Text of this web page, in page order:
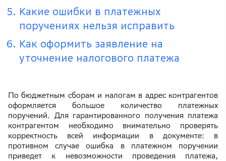
Какие ошибки в платежных
поручениях нельзя исправить
Как оформить заявление на
уточнение налогового платежа
По бюджетным сборам и налогам в адрес контрагентов
оформляется большое количество платежных
поручений. Для гарантированного получения платежа
контрагентом необходимо внимательно проверять
корректность всей информации в документе: в
противном случае ошибка в платежном поручении
приведет к невозможности проведения платежа,